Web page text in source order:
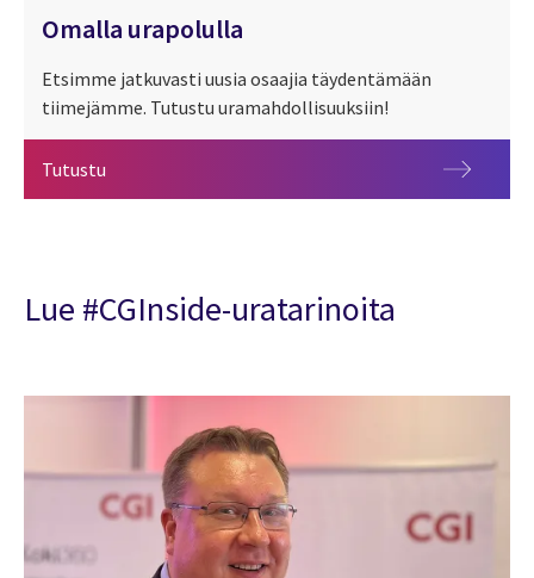
Omalla urapolulla
Etsimme jatkuvasti uusia osaajia täydentämään
tiimejämme. Tutustu uramahdollisuuksiin!
Tutustu
Lue #CGInside-uratarinoita